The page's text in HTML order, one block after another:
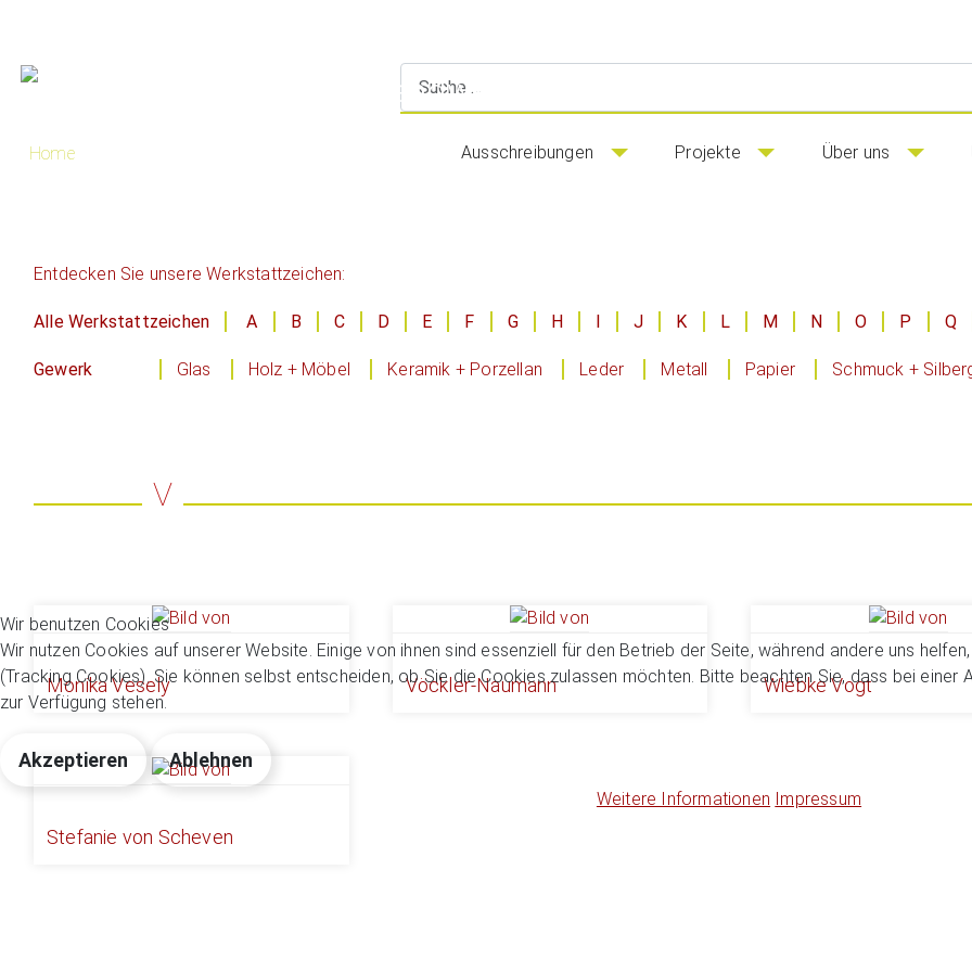
Home Ausschreibungen Projekte Über uns
Entdecken Sie unsere Werkstattzeichen:
Alle Werkstattzeichen A B C D E F G H I J K L M N O P Q
Gewerk Glas Holz + Möbel Keramik + Porzellan Leder Metall Papier Schmuck +
V
Monika Vesely Vöckler-Naumann Wiebke Vogt
Stefanie von Scheven
Wir benutzen Cookies
Wir nutzen Cookies auf unserer Website. Einige von ihnen sind essenziell für den Betrieb der Seite, während andere uns
(Tracking Cookies). Sie können selbst entscheiden, ob Sie die Cookies zulassen möchten. Bitte beachten Sie, dass bei
zur Verfügung stehen.
Akzeptieren Ablehnen
Weitere Informationen Impressum